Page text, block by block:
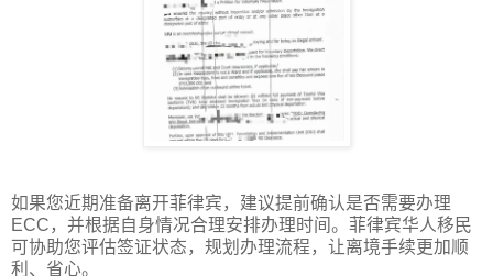
如果您近期准备离开菲律宾，建议提前确认是否需要办理
ECC，并根据自身情况合理安排办理时间。菲律宾华人移民
可协助您评估签证状态，规划办理流程，让离境手续更加顺
利、省心。